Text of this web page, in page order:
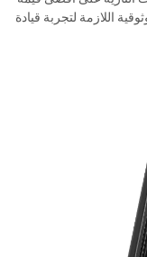
اللازمة لتجربة قيادة